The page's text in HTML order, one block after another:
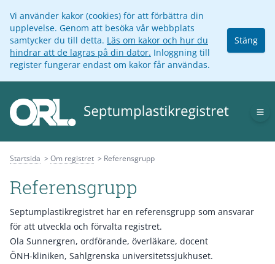
Vi använder kakor (cookies) för att förbättra din
upplevelse. Genom att besöka vår webbplats
samtycker du till detta. Läs om kakor och hur du
hindrar att de lagras på din dator. Inloggning till
register fungerar endast om kakor får användas.
Stäng
Startsida Om registret Referensgrupp
Referensgrupp
Septumplastikregistret har en referensgrupp som ansvarar
för att utveckla och förvalta registret.
Ola Sunnergren, ordförande, överläkare, docent
ÖNH-kliniken, Sahlgrenska universitetssjukhuset.